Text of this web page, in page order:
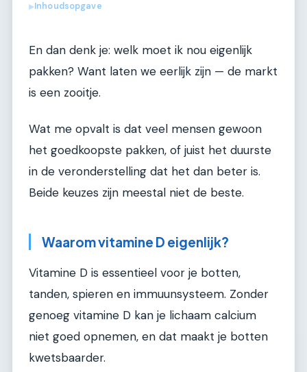
▶Inhoudsopgave
En dan denk je: welk moet ik nou eigenlijk
pakken? Want laten we eerlijk zijn — de markt
is een zooitje.
Wat me opvalt is dat veel mensen gewoon
het goedkoopste pakken, of juist het duurste
in de veronderstelling dat het dan beter is.
Beide keuzes zijn meestal niet de beste.
Waarom vitamine D eigenlijk?
Vitamine D is essentieel voor je botten,
tanden, spieren en immuunsysteem. Zonder
genoeg vitamine D kan je lichaam calcium
niet goed opnemen, en dat maakt je botten
kwetsbaarder.